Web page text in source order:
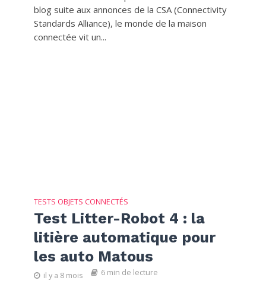
blog suite aux annonces de la CSA (Connectivity
Standards Alliance), le monde de la maison
connectée vit un...
TESTS OBJETS CONNECTÉS
Test Litter-Robot 4 : la
litière automatique pour
les auto Matous
il y a 8 mois 6 min de lecture